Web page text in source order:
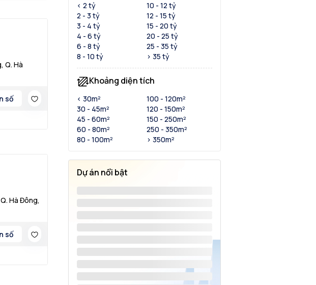
Q. Hà
số
Hà Đông,
số
< 2 tỷ
2 - 3 tỷ
3 - 4 tỷ
4 - 6 tỷ
6 - 8 tỷ
8 - 10 tỷ
10 - 12 tỷ
12 - 15 tỷ
15 - 20 tỷ
20 - 25 tỷ
25 - 35 tỷ
> 35 tỷ
Khoảng diện tích
< 30m²
30 - 45m²
45 - 60m²
60 - 80m²
80 - 100m²
100 - 120m²
120 - 150m²
150 - 250m²
250 - 350m²
> 350m²
Dự án nổi bật